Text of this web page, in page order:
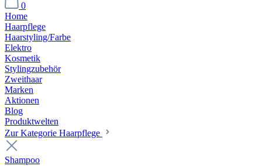
0
Home
Haarpflege
Haarstyling/Farbe
Elektro
Kosmetik
Stylingzubehör
Zweithaar
Marken
Aktionen
Blog
Produktwelten
Zur Kategorie Haarpflege
Shampoo